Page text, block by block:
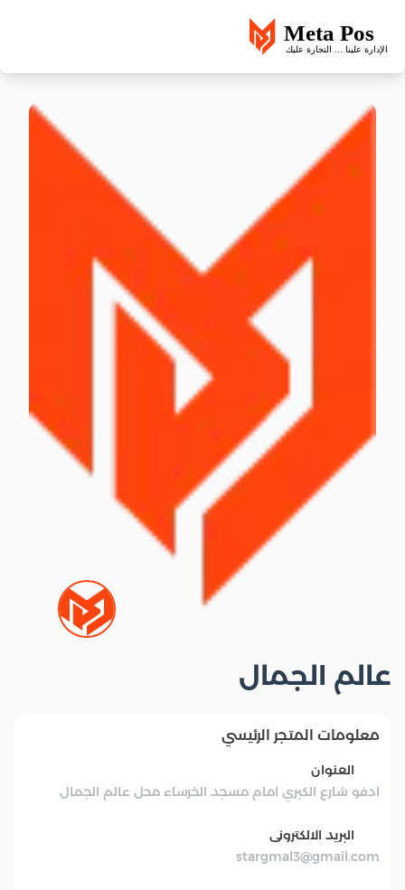
عالم الجمال
معلومات المتجر الرئيسي
العنوان
ادفو شارع الكبري امام مسجد الخرساء محل عالم الجمال
البريد الالكترونى
stargmal3@gmail.com